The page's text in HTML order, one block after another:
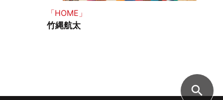
「HOME」
竹縄航太
search